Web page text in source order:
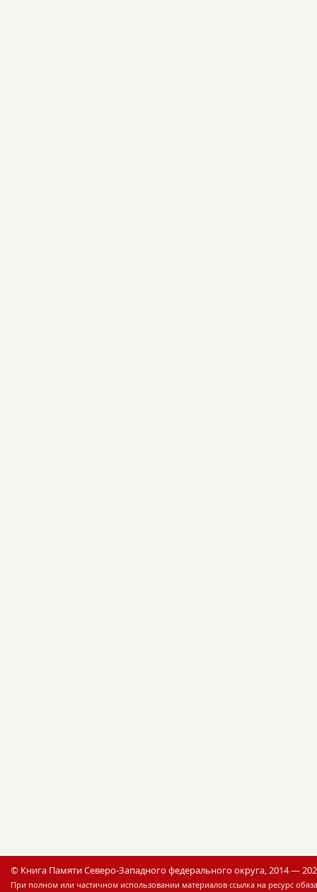
© Книга Памяти Северо-Западного федерального округа, 2014 —
При полном или частичном использовании материалов ссылка на ресурс